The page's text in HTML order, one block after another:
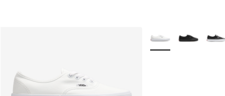
Plus de couleurs